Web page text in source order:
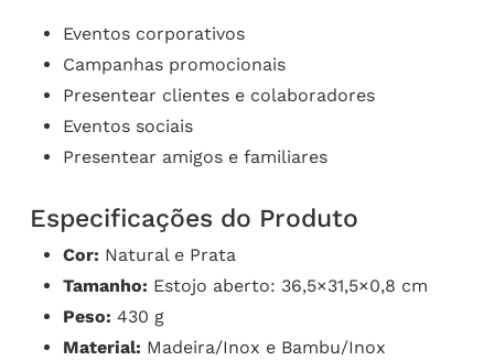
Eventos corporativos
Campanhas promocionais
Presentear clientes e colaboradores
Eventos sociais
Presentear amigos e familiares
Especificações do Produto
Cor: Natural e Prata
Tamanho: Estojo aberto: 36,5×31,5×0,8 cm
Peso: 430 g
Material: Madeira/Inox e Bambu/Inox